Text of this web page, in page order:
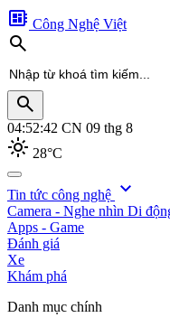
developer_board Công Nghệ Việt
search
search
04:52:44 CN 09 thg 8
light_mode 28°C
search
Tin tức công nghệ expand_more
Camera - Nghe nhìn Di
Apps - Game
Đánh giá
Xe
Khám phá
Danh mục chính